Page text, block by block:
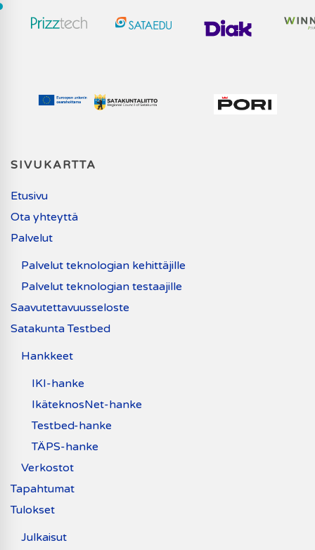
SIVUKARTTA
Etusivu
Ota yhteyttä
Palvelut
Palvelut teknologian kehittäjille
Palvelut teknologian testaajille
Saavutettavuusseloste
Satakunta Testbed
Hankkeet
IKI-hanke
IkäteknosNet-hanke
Testbed-hanke
TÄPS-hanke
Verkostot
Tapahtumat
Tulokset
Julkaisut